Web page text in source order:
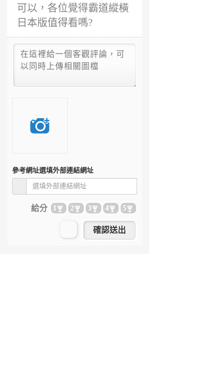
可以，各位覺得霸道縱橫
日本版值得看嗎?
參考網址選填外部連結網址
給分 1 2 3 4 5